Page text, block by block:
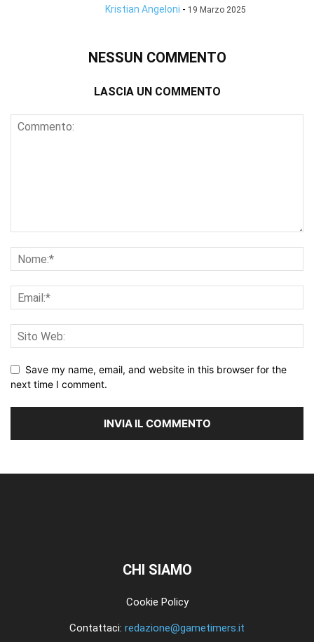
Kristian Angeloni - 19 Marzo 2025
NESSUN COMMENTO
LASCIA UN COMMENTO
Save my name, email, and website in this browser for the
next time I comment.
CHI SIAMO
Cookie Policy
Contattaci: redazione@gametimers.it